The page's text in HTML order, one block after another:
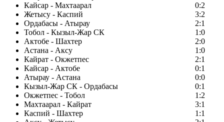
Кайсар - Махтаарал
0:2
Жетысу - Каспий
3:2
Ордабасы - Атырау
2:1
Тобол - Кызыл-Жар СК
1:0
Актобе - Шахтер
2:0
Астана - Аксу
1:0
Кайрат - Окжетпес
2:1
Кайсар - Актобе
0:1
Атырау - Астана
0:0
Кызыл-Жар СК - Ордабасы
0:1
Окжетпес - Тобол
1:2
Махтаарал - Кайрат
3:1
Каспий - Шахтер
1:1